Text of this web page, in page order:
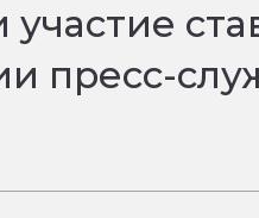
пресс-